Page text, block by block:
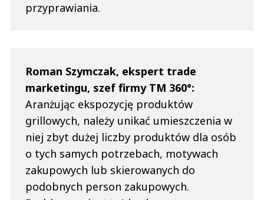
przyprawiania.
Roman Szymczak, ekspert trade
marketingu, szef firmy TM 360°:
Aranżując ekspozycję produktów
grillowych, należy unikać umieszczenia w
niej zbyt dużej liczby produktów dla osób
o tych samych potrzebach, motywach
zakupowych lub skierowanych do
podobnych person zakupowych.